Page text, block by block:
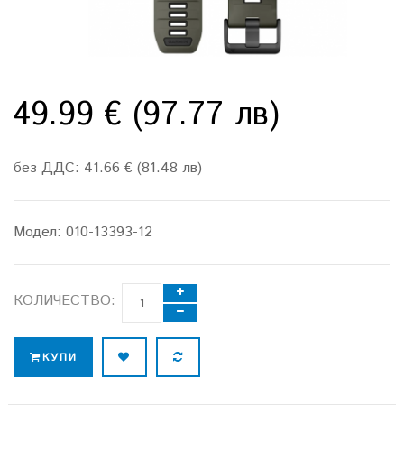
49.99 € (97.77 лв)
без ДДС: 41.66 € (81.48 лв)
Модел: 010-13393-12
КОЛИЧЕСТВО:
КУПИ